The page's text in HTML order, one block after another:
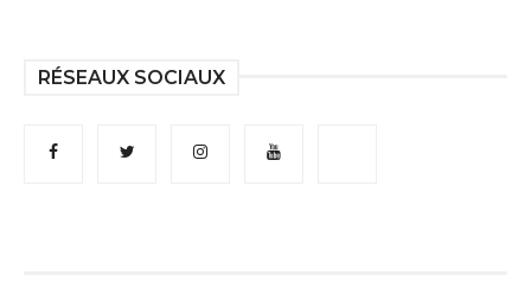
RÉSEAUX SOCIAUX